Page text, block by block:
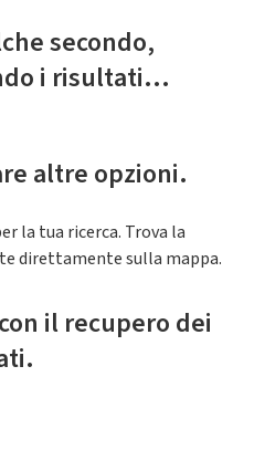
secondo,
i risultati...
altre opzioni.
la tua ricerca. Trova la
direttamente sulla mappa.
il recupero dei